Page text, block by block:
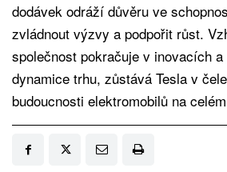
dodávek odráží důvěru ve
zvládnout výzvy a podpořit růst.
společnost pokračuje v inovacích
dynamice trhu, zůstává Tesla v
budoucnosti elektromobilů na